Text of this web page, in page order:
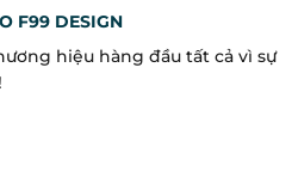
F99 DESIGN
hiệu hàng đầu tất cả vì sự